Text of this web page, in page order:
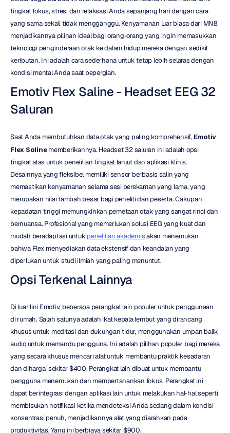
tingkat fokus, stres, dan relaksasi Anda sepanjang hari dengan cara
yang sama sekali tidak mengganggu. Kenyamanan luar biasa dari MN8
menjadikannya pilihan ideal bagi orang-orang yang ingin memasukkan
teknologi penginderaan otak ke dalam hidup mereka dengan sedikit
keributan. Ini adalah cara sederhana untuk tetap lebih selaras dengan
kondisi mental Anda saat bepergian.
Emotiv Flex Saline - Headset EEG 32
Saluran
Saat Anda membutuhkan data otak yang paling komprehensif, Emotiv
Flex Saline memberikannya. Headset 32 saluran ini adalah opsi
tingkat atas untuk penelitian tingkat lanjut dan aplikasi klinis.
Desainnya yang fleksibel memiliki sensor berbasis salin yang
memastikan kenyamanan selama sesi perekaman yang lama, yang
merupakan nilai tambah besar bagi peneliti dan peserta. Cakupan
kepadatan tinggi memungkinkan pemetaan otak yang sangat rinci dan
bernuansa. Profesional yang memerlukan solusi EEG yang kuat dan
mudah beradaptasi untuk penelitian akademis akan menemukan
bahwa Flex menyediakan data ekstensif dan keandalan yang
diperlukan untuk studi ilmiah yang paling menuntut.
Opsi Terkenal Lainnya
Di luar lini Emotiv, beberapa perangkat lain populer untuk penggunaan
di rumah. Salah satunya adalah ikat kepala lembut yang dirancang
khusus untuk meditasi dan dukungan tidur, menggunakan umpan balik
audio untuk memandu pengguna. Ini adalah pilihan populer bagi mereka
yang secara khusus mencari alat untuk membantu praktik kesadaran
dan dihargai sekitar $400. Perangkat lain dibuat untuk membantu
pengguna menemukan dan mempertahankan fokus. Perangkat ini
dapat berintegrasi dengan aplikasi lain untuk melakukan hal-hal seperti
membisukan notifikasi ketika mendeteksi Anda sedang dalam kondisi
konsentrasi penuh, menjadikannya alat yang diarahkan pada
produktivitas. Yang ini berbiaya sekitar $900.